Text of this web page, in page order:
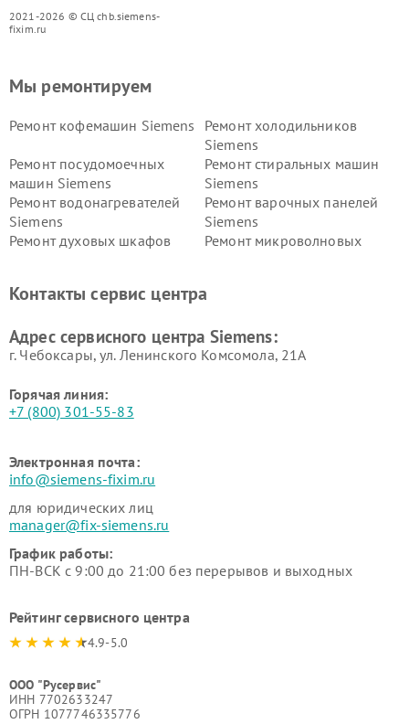
2021-2026 © СЦ chb.siemens-
fixim.ru
Мы ремонтируем
Ремонт кофемашин Siemens
Ремонт холодильников
Siemens
Ремонт посудомоечных
машин Siemens
Ремонт стиральных машин
Siemens
Ремонт водонагревателей
Siemens
Ремонт варочных панелей
Siemens
Ремонт духовых шкафов
Ремонт микроволновых
Siemens
Siemens
Siemens
Siemens
Контакты сервис центра
Адрес сервисного центра Siemens:
г. Чебоксары, ул. Ленинского Комсомола, 21А
Горячая линия:
+7 (800) 301-55-83
Электронная почта:
info@siemens-fixim.ru
для юридических лиц
manager@fix-siemens.ru
График работы:
ПН-ВСК с 9:00 до 21:00 без перерывов и выходных
Рейтинг сервисного центра
4.9-5.0
ООО "Русервис"
ИНН 7702633247
ОГРН 1077746335776